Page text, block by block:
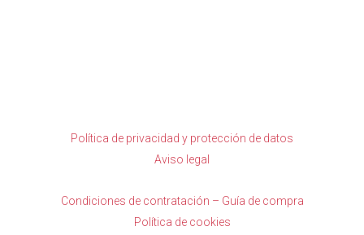
Política de privacidad y protección de datos
Aviso legal
Condiciones de contratación – Guía de compra
Política de cookies